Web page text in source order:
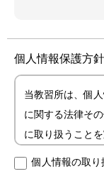
個人情報保護方針
当教習所は、個
に関する法律そ
に取り扱うこと
より、個人情報
個人情報の取